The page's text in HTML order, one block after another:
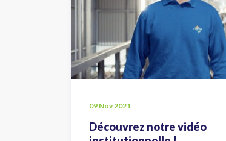
09 Nov 2021
Découvrez notre vidéo